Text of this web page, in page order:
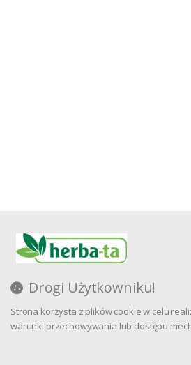
Drogi Użytkowniku!
Strona korzysta z plików cookie w celu
warunki przechowywania lub dostępu